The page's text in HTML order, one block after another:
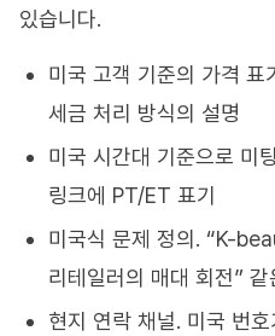
있습니다.
미국 고객 기준의 가격 표
세금 처리 방식의 설명
미국 시간대 기준으로 미
링크에 PT/ET 표기
미국식 문제 정의. “K-
리테일러의 매대 회전” 같
현지 연락 채널. 미국 번